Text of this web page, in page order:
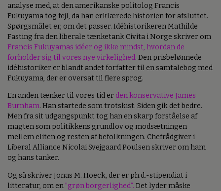
analyse med, at den amerikanske politolog Francis
Fukuyama tog fejl, da han erklærede historien for afsluttet.
Spørgsmålet er, om det passer. Idéhistorikeren Mathilde
Fasting fra den liberale tænketank Civita i Norge skriver om
Francis Fukuyamas idéer og ikke mindst, hvordan de
forholder sig til vores nye virkelighed. Den prisbelønnede
idéhistoriker er blandt andet forfatter til en samtalebog med
Fukuyama, der er oversat til flere sprog.
En anden tænker til vores tid er den konservative James
Burnham. Han startede som trotskist. Siden gik det bedre.
Men fra sit udgangspunkt tog han en skarp forståelse af
magten som politikkens grundlov og modsætningen
mellem eliten og resten af befolkningen. Chefrådgiver i
Liberal Alliance Nicolai Svejgaard Poulsen skriver om ham
og hans tanker.
Og så skriver Jonas M. Hoeck, der er ph.d.-stipendiat i
litteratur, om en”grøn borgerlighed”. Det lyder måske